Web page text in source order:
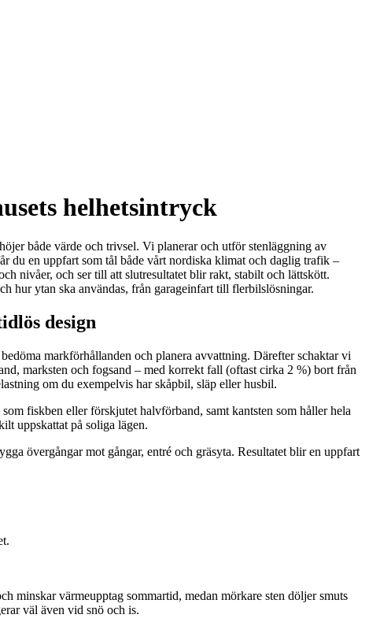
helhetsintryck
både värde och trivsel. Vi planerar och utför stenläggning av
du en uppfart som tål både vårt nordiska klimat och daglig trafik –
nivåer, och ser till att slutresultatet blir rakt, stabilt och lättskött.
hur ytan ska användas, från garageinfart till flerbilslösningar.
design
markförhållanden och planera avvattning. Därefter schaktar vi
marksten och fogsand – med korrekt fall (oftast cirka 2 %) bort från
om du exempelvis har skåpbil, släp eller husbil.
fiskben eller förskjutet halvförband, samt kantsten som håller hela
uppskattat på soliga lägen.
övergångar mot gångar, entré och gräsyta. Resultatet blir en uppfart
minskar värmeupptag sommartid, medan mörkare sten döljer smuts
väl även vid snö och is.